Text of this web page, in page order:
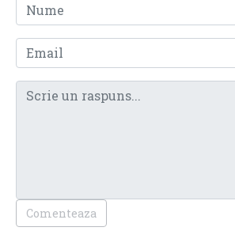
Comenteaza